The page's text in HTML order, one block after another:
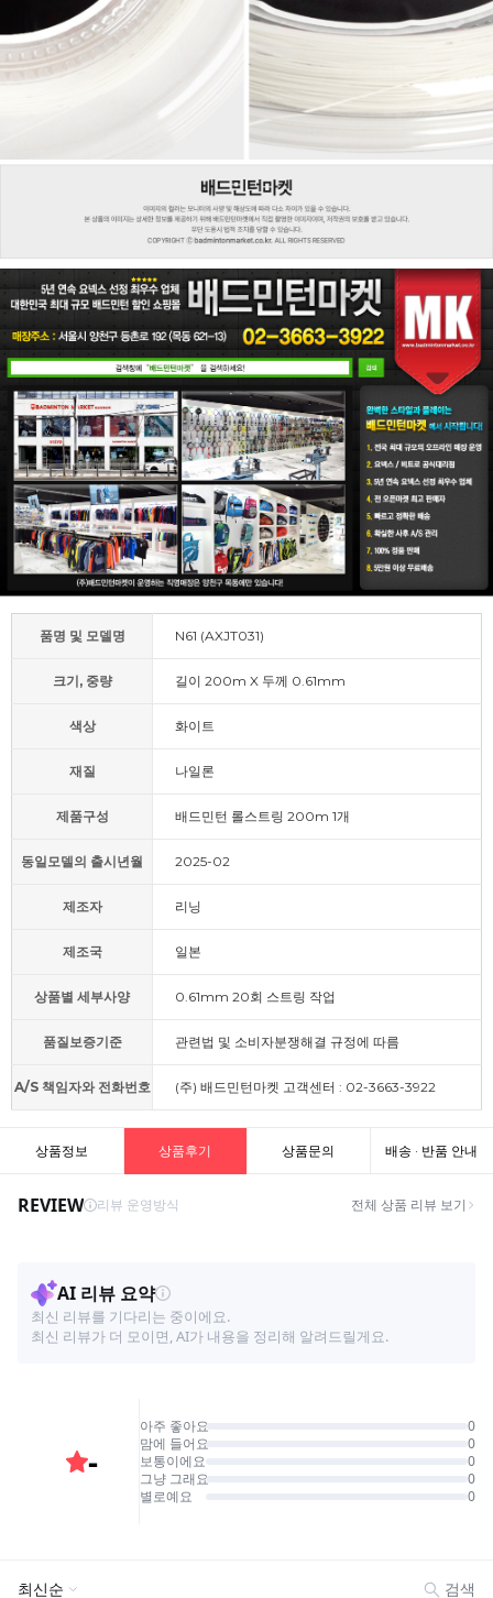
품명 및 모델명 N61 (AXJT031)
크기, 중량 길이 200m X 두께 0.61mm
색상 화이트
재질 나일론
제품구성 배드민턴 롤스트링 200m 1개
동일모델의 출시년월 2025-02
제조자 리닝
제조국 일본
상품별 세부사양 0.61mm 20회 스트링 작업
품질보증기준 관련법 및 소비자분쟁해결 규정에 따름
A/S 책임자와 전화번호 (주) 배드민턴마켓 고객센터 : 02-3663-3922
상품정보 상품후기 상품문의 배송 · 반품 안내